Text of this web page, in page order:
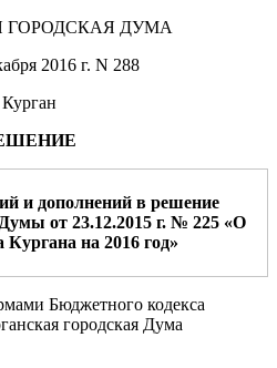
ГОРОДСКАЯ ДУМА
2016 г. N 288
Курган
и дополнений в решение
от 23.12.2015 г. № 225 «О
Кургана на 2016 год»
Бюджетного кодекса
городская Дума